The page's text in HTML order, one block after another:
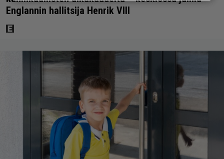
Englannin hallitsija Henrik VIII